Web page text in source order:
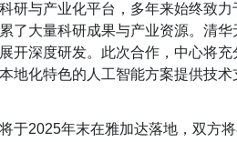
研与产业化平台 ，多年来始终致
了大量科研成果与产业资源。 清华
开深度研发。 此次合作， 中心将充
地化特色的人工智能方案提供技术
于2025年末在雅加达落地， 双方